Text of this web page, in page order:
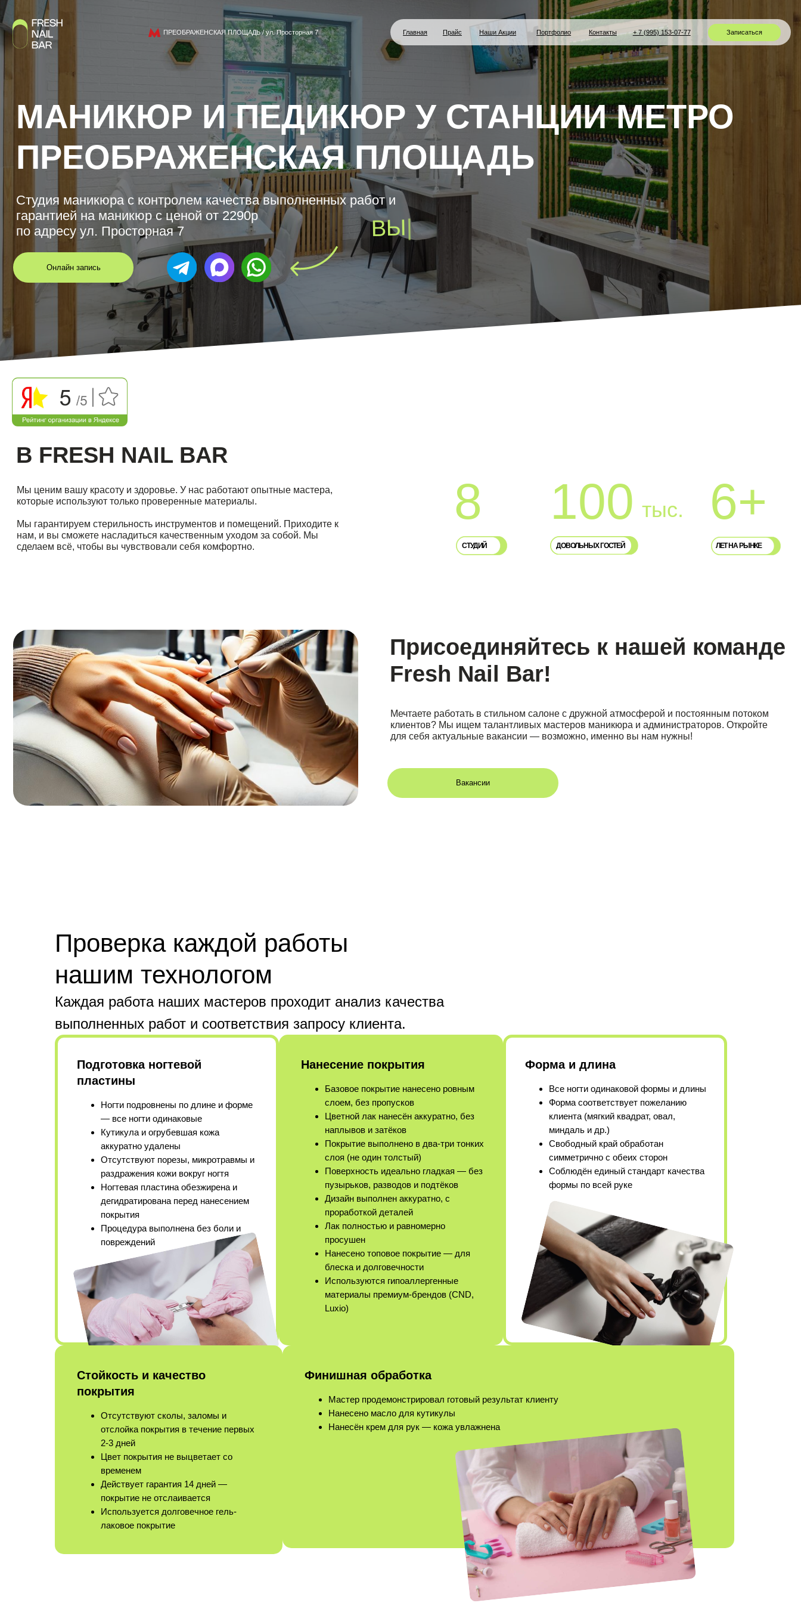
МАНИКЮР И ПЕДИКЮР У СТАНЦИИ МЕТРО
ПРЕОБРАЖЕНСКАЯ ПЛОЩАДЬ
Студия маникюра с контролем качества выполненных работ и
гарантией на маникюр с ценой от 2290р
по адресу ул. Просторная 7
Онлайн запись
ПРЕОБРАЖЕНСКАЯ ПЛОЩАДЬ / ул. Просторная 7 Наши Акции
Прайс Портфолио Контакты + 7 (995) 153-07-77 Записаться
В FRESH NAIL BAR
ДОВОЛЬНЫХ ГОСТЕЙ
которые используют только проверенные материалы.
сделаем всё, чтобы вы чувствовали себя комфортно.
БЕЗУПРЕЧНЫЙ СЕРВИС|
Мечтаете работать в стильном салоне с дружной атмосферой и постоянным потоком
клиентов? Мы ищем талантливых мастеров маникюра и администраторов. Откройте
для себя актуальные вакансии — возможно, именно вы нам нужны!
Проверка каждой работы
нашим технологом
Каждая работа наших мастеров проходит анализ качества
выполненных работ и соответствия запросу клиента.
Подготовка ногтевой
пластины
Ногти подровнены по длине и форме
— все ногти одинаковые
Кутикула и огрубевшая кожа
аккуратно удалены
Отсутствуют порезы, микротравмы и
раздражения кожи вокруг ногтя
Ногтевая пластина обезжирена и
дегидратирована перед нанесением
покрытия
Процедура выполнена без боли и
повреждений
Нанесение покрытия
Базовое покрытие нанесено ровным
слоем, без пропусков
Цветной лак нанесён аккуратно, без
наплывов и затёков
Покрытие выполнено в два-три тонких
слоя (не один толстый)
Поверхность идеально гладкая — без
пузырьков, разводов и подтёков
Дизайн выполнен аккуратно, с
проработкой деталей
Лак полностью и равномерно
просушен
Нанесено топовое покрытие — для
блеска и долговечности
Используются гипоаллергенные
материалы премиум-брендов (CND,
Luxio)
Форма и длина
Все ногти одинаковой формы и длины
Форма соответствует пожеланию
клиента (мягкий квадрат, овал,
миндаль и др.)
Свободный край обработан
симметрично с обеих сторон
Соблюдён единый стандарт качества
формы по всей руке
Стойкость и качество
покрытия
Отсутствуют сколы, заломы и
отслойка покрытия в течение первых
2-3 дней
Цвет покрытия не выцветает со
временем
Действует гарантия 14 дней —
покрытие не отслаивается
Используется долговечное гель-
лаковое покрытие
Финишная обработка
Мастер продемонстрировал готовый результат клиенту
Нанесено масло для кутикулы
Нанесён крем для рук — кожа увлажнена